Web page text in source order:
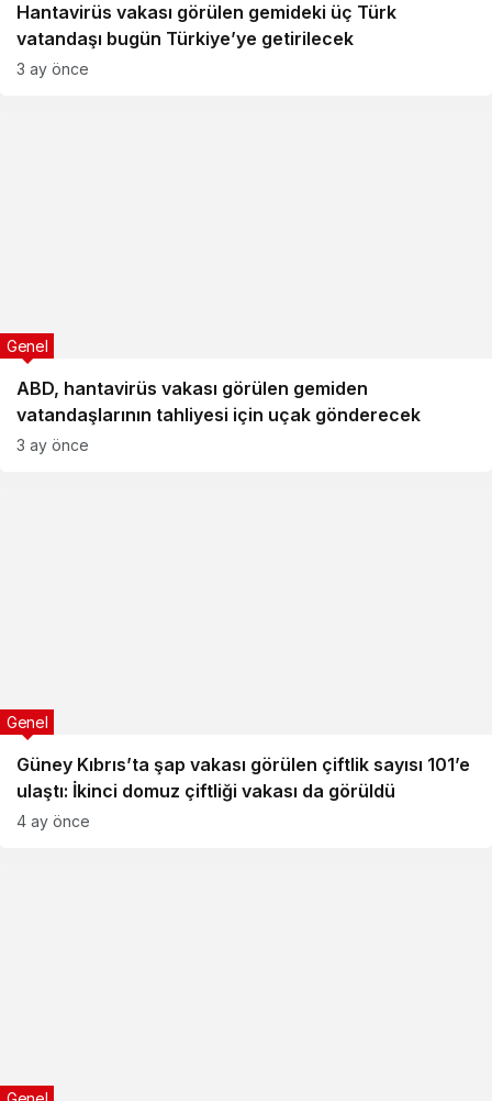
Hantavirüs vakası görülen gemideki üç Türk
vatandaşı bugün Türkiye’ye getirilecek
3 ay önce
ABD, hantavirüs vakası görülen gemiden
vatandaşlarının tahliyesi için uçak gönderecek
Genel
3 ay önce
Güney Kıbrıs’ta şap vakası görülen çiftlik sayısı 101’e
ulaştı: İkinci domuz çiftliği vakası da görüldü
Genel
4 ay önce